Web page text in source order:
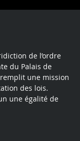
Instagram
de l’ordre
du Palais de
une mission
des lois.
une égalité de